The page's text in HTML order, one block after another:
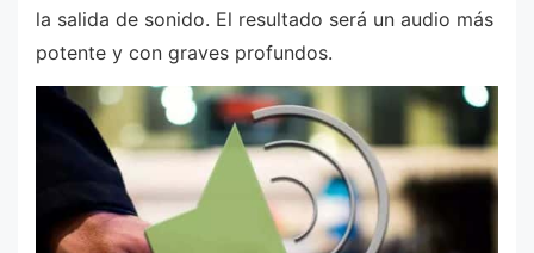
la salida de sonido. El resultado será un audio más
potente y con graves profundos.